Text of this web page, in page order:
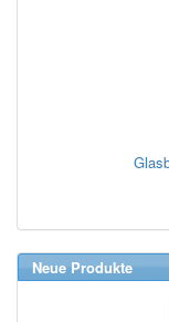
Neue Produkte